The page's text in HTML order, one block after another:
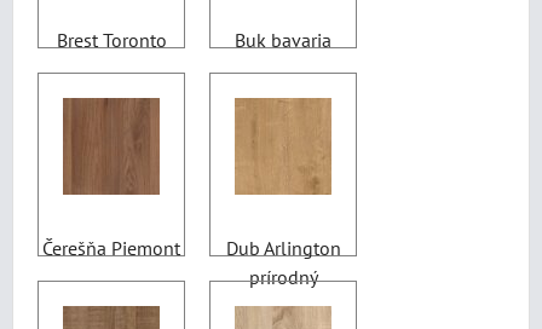
Brest Toronto Buk bavaria
Čerešňa Piemont
Dub Arlington
prírodný